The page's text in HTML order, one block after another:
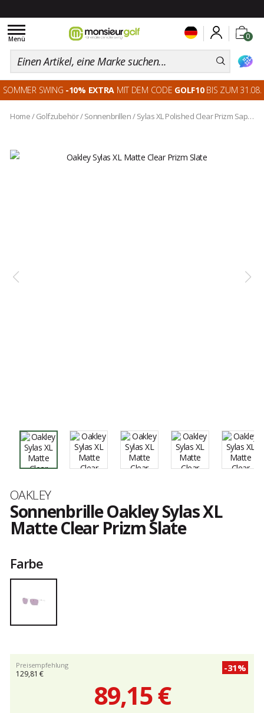
0
Toggle
navigation
Menü
SOMMER SWING -10% EXTRA MIT DEM CODE GOLF10BIS ZUM 31.08.
Home/ Golfzubehör/Sonnenbrillen/Sylas XL Polished Clear Prizm Sapphire
Marke
OAKLEY
Sonnenbrille Oakley Sylas XL
Matte Clear Prizm Slate
Farbe
Preisempfehlung
129,81 €
-31%
89,15 €